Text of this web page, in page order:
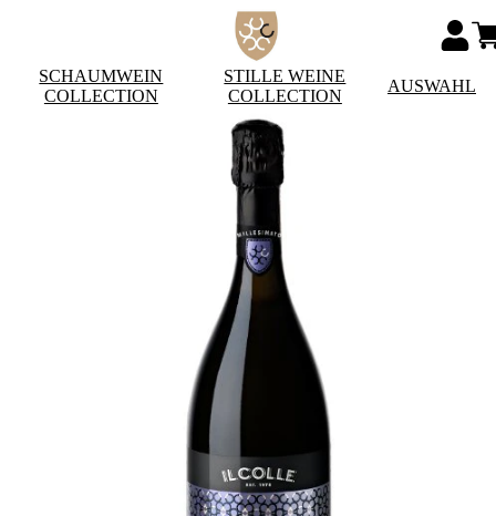
SCHAUMWEIN
COLLECTION
STILLE WEINE
COLLECTION
AUSWAHL